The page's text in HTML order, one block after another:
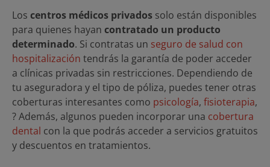
Los centros médicos privados solo están disponibles
para quienes hayan contratado un producto
determinado. Si contratas un seguro de salud con
hospitalización tendrás la garantía de poder acceder
a clínicas privadas sin restricciones. Dependiendo de
tu aseguradora y el tipo de póliza, puedes tener otras
coberturas interesantes como psicología, fisioterapia,
? Además, algunos pueden incorporar una cobertura
dental con la que podrás acceder a servicios gratuitos
y descuentos en tratamientos.